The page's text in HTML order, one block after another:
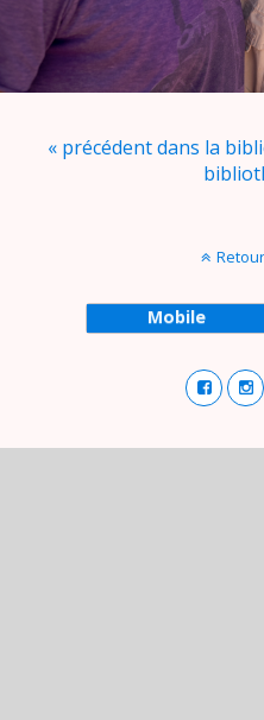
« précédent dans la
Mobile